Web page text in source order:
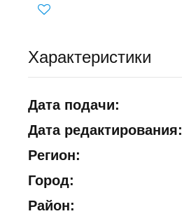
Характеристики
Дата подачи:
Дата редактирования:
Регион:
Город:
Район: